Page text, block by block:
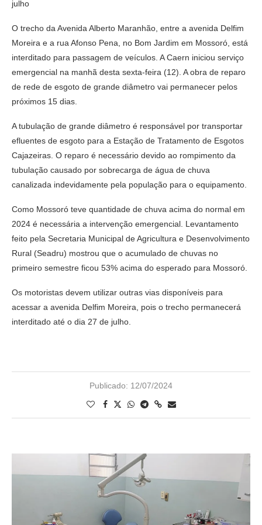
julho
O trecho da Avenida Alberto Maranhão, entre a avenida Delfim
Moreira e a rua Afonso Pena, no Bom Jardim em Mossoró, está
interditado para passagem de veículos. A Caern iniciou serviço
emergencial na manhã desta sexta-feira (12). A obra de reparo
de rede de esgoto de grande diâmetro vai permanecer pelos
próximos 15 dias.
A tubulação de grande diâmetro é responsável por transportar
efluentes de esgoto para a Estação de Tratamento de Esgotos
Cajazeiras. O reparo é necessário devido ao rompimento da
tubulação causado por sobrecarga de água de chuva
canalizada indevidamente pela população para o equipamento.
Como Mossoró teve quantidade de chuva acima do normal em
2024 é necessária a intervenção emergencial. Levantamento
feito pela Secretaria Municipal de Agricultura e Desenvolvimento
Rural (Seadru) mostrou que o acumulado de chuvas no
primeiro semestre ficou 53% acima do esperado para Mossoró.
Os motoristas devem utilizar outras vias disponíveis para
acessar a avenida Delfim Moreira, pois o trecho permanecerá
interditado até o dia 27 de julho.
Publicado: 12/07/2024